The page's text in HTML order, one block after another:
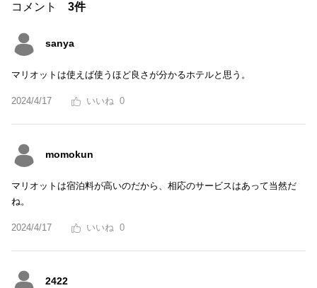
コメント 3件
sanya
マリオットは使えば使うほど良さが分かるホテルと思う。
2024/4/17 0
momokun
マリオットは宿泊料が高いのだから、相応のサービスはあって当然だ
ね。
2024/4/17 0
2422